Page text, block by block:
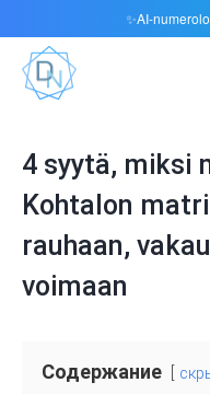
4 syytä, miksi
Kohtalon
rauhaan,
voimaan
Содержание
✨AI-